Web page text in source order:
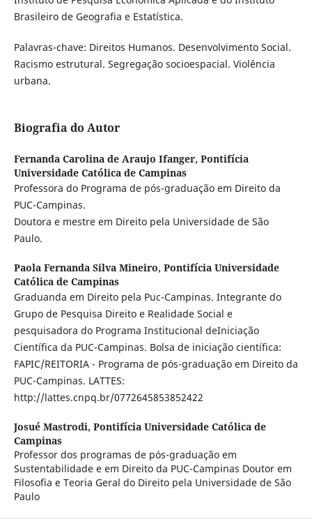
Brasileiro de Geografia e Estatística.
Palavras-chave: Direitos Humanos. Desenvolvimento Social.
Racismo estrutural. Segregação socioespacial. Violência
urbana.
Biografia do Autor
Fernanda Carolina de Araujo Ifanger, Pontifícia
Universidade Católica de Campinas
Professora do Programa de pós-graduação em Direito da
PUC-Campinas.
Doutora e mestre em Direito pela Universidade de São
Paulo.
Paola Fernanda Silva Mineiro, Pontifícia Universidade
Católica de Campinas
Graduanda em Direito pela Puc-Campinas. Integrante do
Grupo de Pesquisa Direito e Realidade Social e
pesquisadora do Programa Institucional deIniciação
Científica da PUC-Campinas. Bolsa de iniciação científica:
FAPIC/REITORIA - Programa de pós-graduação em Direito da
PUC-Campinas. LATTES:
http://lattes.cnpq.br/0772645853852422
Josué Mastrodi, Pontifícia Universidade Católica de
Campinas
Professor dos programas de pós-graduação em
Sustentabilidade e em Direito da PUC-Campinas Doutor em
Filosofia e Teoria Geral do Direito pela Universidade de São
Paulo